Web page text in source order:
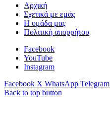
Αρχική
Σχετικά με εμάς
Η ομάδα μας
Πολιτική απορρήτου
Facebook
YouTube
Instagram
Facebook X WhatsApp Telegram
Back to top button